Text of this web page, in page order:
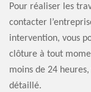
Pour réaliser les
contacter
intervention, vous
clôture à tout
moins de 24
détaillé.